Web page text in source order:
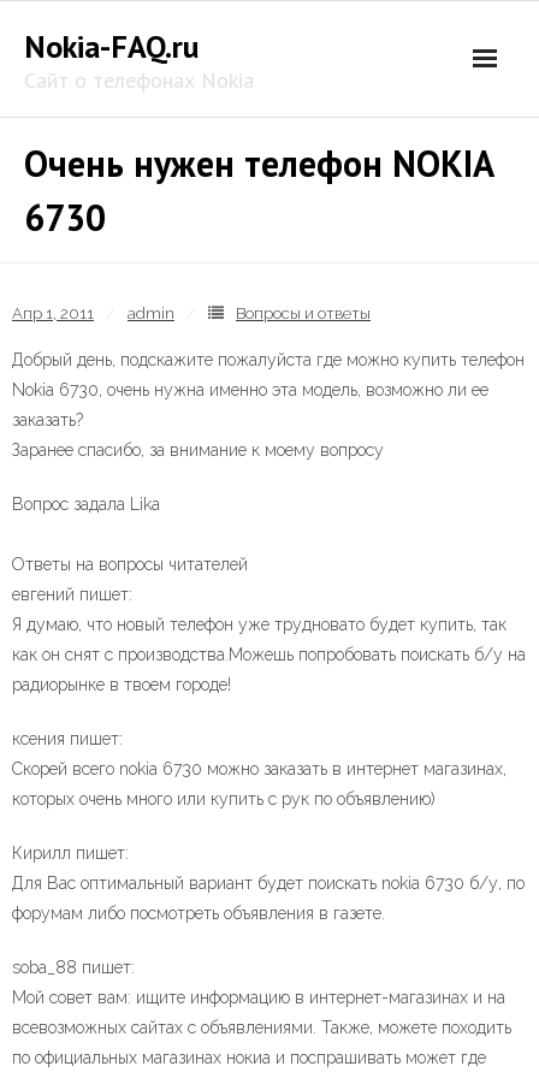
content
Nokia-FAQ.ru
Сайт о телефонах Nokia
Очень нужен телефон NOKIA
6730
Апр 1, 2011 admin Вопросы и ответы
Добрый день, подскажите пожалуйста где можно купить телефон
Nokia 6730, очень нужна именно эта модель, возможно ли ее
заказать?
Заранее спасибо, за внимание к моему вопросу
Вопрос задала Lika
Ответы на вопросы читателей
евгений пишет:
Я думаю, что новый телефон уже трудновато будет купить, так
как он снят с производства.Можешь попробовать поискать б/у на
радиорынке в твоем городе!
ксения пишет:
Скорей всего nokia 6730 можно заказать в интернет магазинах,
которых очень много или купить с рук по объявлению)
Кирилл пишет:
Для Вас оптимальный вариант будет поискать nokia 6730 б/у, по
форумам либо посмотреть объявления в газете.
soba_88 пишет:
Мой совет вам: ищите информацию в интернет-магазинах и на
всевозможных сайтах с объявлениями. Также, можете походить
по официальных магазинах нокиа и поспрашивать может где